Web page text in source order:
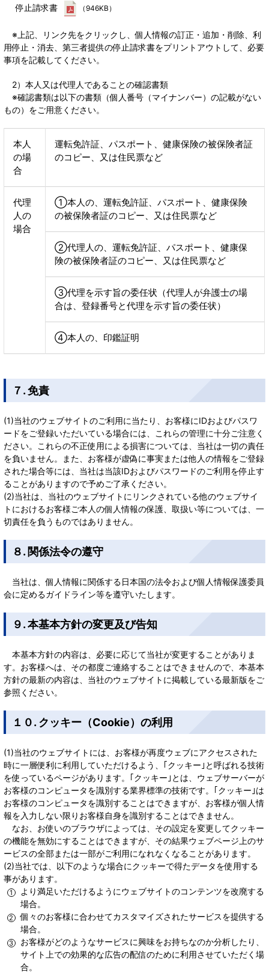
停止請求書 （946KB）
※上記、リンク先をクリックし、個人情報の訂正・追加・削除、利
用停止・消去、第三者提供の停止請求書をプリントアウトして、必要
事項を記載してください。
2）本人又は代理人であることの確認書類
※確認書類は以下の書類（個人番号（マイナンバー）の記載がない
もの）をご用意ください。
本人
の場
合
運転免許証、パスポート、健康保険の被保険者証
のコピー、又は住民票など
代理
人の
場合
①本人の、運転免許証、パスポート、健康保険
の被保険者証のコピー、又は住民票など
②代理人の、運転免許証、パスポート、健康保
険の被保険者証のコピー、又は住民票など
③代理を示す旨の委任状（代理人が弁護士の場
合は、登録番号と代理を示す旨の委任状）
④本人の、印鑑証明
７. 免責
(1)当社のウェブサイトのご利用に当たり、お客様にIDおよびパスワ
ードをご登録いただいている場合には、これらの管理に十分ご注意く
ださい。これらの不正使用による損害については、当社は一切の責任
を負いません。また、お客様が虚偽に事実または他人の情報をご登録
された場合等には、当社は当該IDおよびパスワードのご利用を停止す
ることがありますので予めご了承ください。
(2)当社は、当社のウェブサイトにリンクされている他のウェブサイ
トにおけるお客様ご本人の個人情報の保護、取扱い等については、一
切責任を負うものではありません。
８. 関係法令の遵守
当社は、個人情報に関係する日本国の法令および個人情報保護委員
会に定めるガイドライン等を遵守いたします。
９. 本基本方針の変更及び告知
本基本方針の内容は、必要に応じて当社が変更することがありま
す。お客様へは、その都度ご連絡することはできませんので、本基本
方針の最新の内容は、当社のウェブサイトに掲載している最新版をご
参照ください。
１０. クッキー（Cookie）の利用
(1)当社のウェブサイトには、お客様が再度ウェブにアクセスされた
時に一層便利に利用していただけるよう、｢クッキー｣と呼ばれる技術
を使っているページがあります。｢クッキー｣とは、ウェブサーバーが
お客様のコンピュータを識別する業界標準の技術です。｢クッキー｣は
お客様のコンピュータを識別することはできますが、お客様が個人情
報を入力しない限りお客様自身を識別することはできません。
なお、お使いのブラウザによっては、その設定を変更してクッキー
の機能を無効にすることはできますが、その結果ウェブページ上のサ
ービスの全部または一部がご利用になれなくなることがあります。
(2)当社では、以下のような場合にクッキーで得たデータを使用する
事があります。
より満足いただけるようにウェブサイトのコンテンツを改廃する
場合。
個々のお客様に合わせてカスタマイズされたサービスを提供する
場合。
お客様がどのようなサービスに興味をお持ちなのか分析したり、
サイト上での効果的な広告の配信のために利用させていただく場
合。